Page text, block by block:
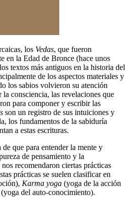
los Vedas, que fueron
en la Edad de Bronce (hace unos
textos más antiguos en la historia del
de los aspectos materiales y
los sabios volvieron su atención
consciencia, las revelaciones que
para componer y escribir las
son un registro de sus intuiciones y
los fundamentos de la sabiduría
a estas escrituras.
que para entender la mente y
de pensamiento y la
recomendaron ciertas prácticas
prácticas se suelen clasificar en
Karma yoga (yoga de la acción
(yoga del auto-conocimiento).